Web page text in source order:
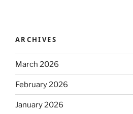
ARCHIVES
March 2026
February 2026
January 2026